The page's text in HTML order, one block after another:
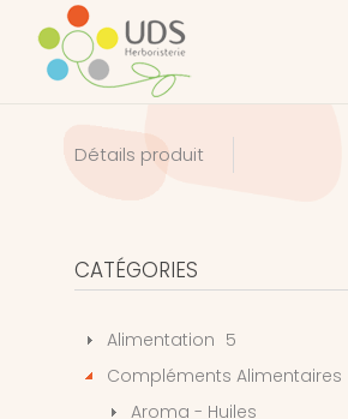
Détails produit
CATÉGORIES
Alimentation 5
Compléments Alimentaires
Aroma - Huiles